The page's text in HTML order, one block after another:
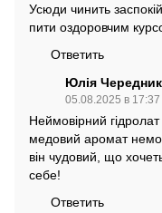
Усюди чинить
пити оздоровчим
Ответить
Юлія
05.08.2025 в 17:37
Неймовірний
медовий аромат
він чудовий, що
себе!
Ответить